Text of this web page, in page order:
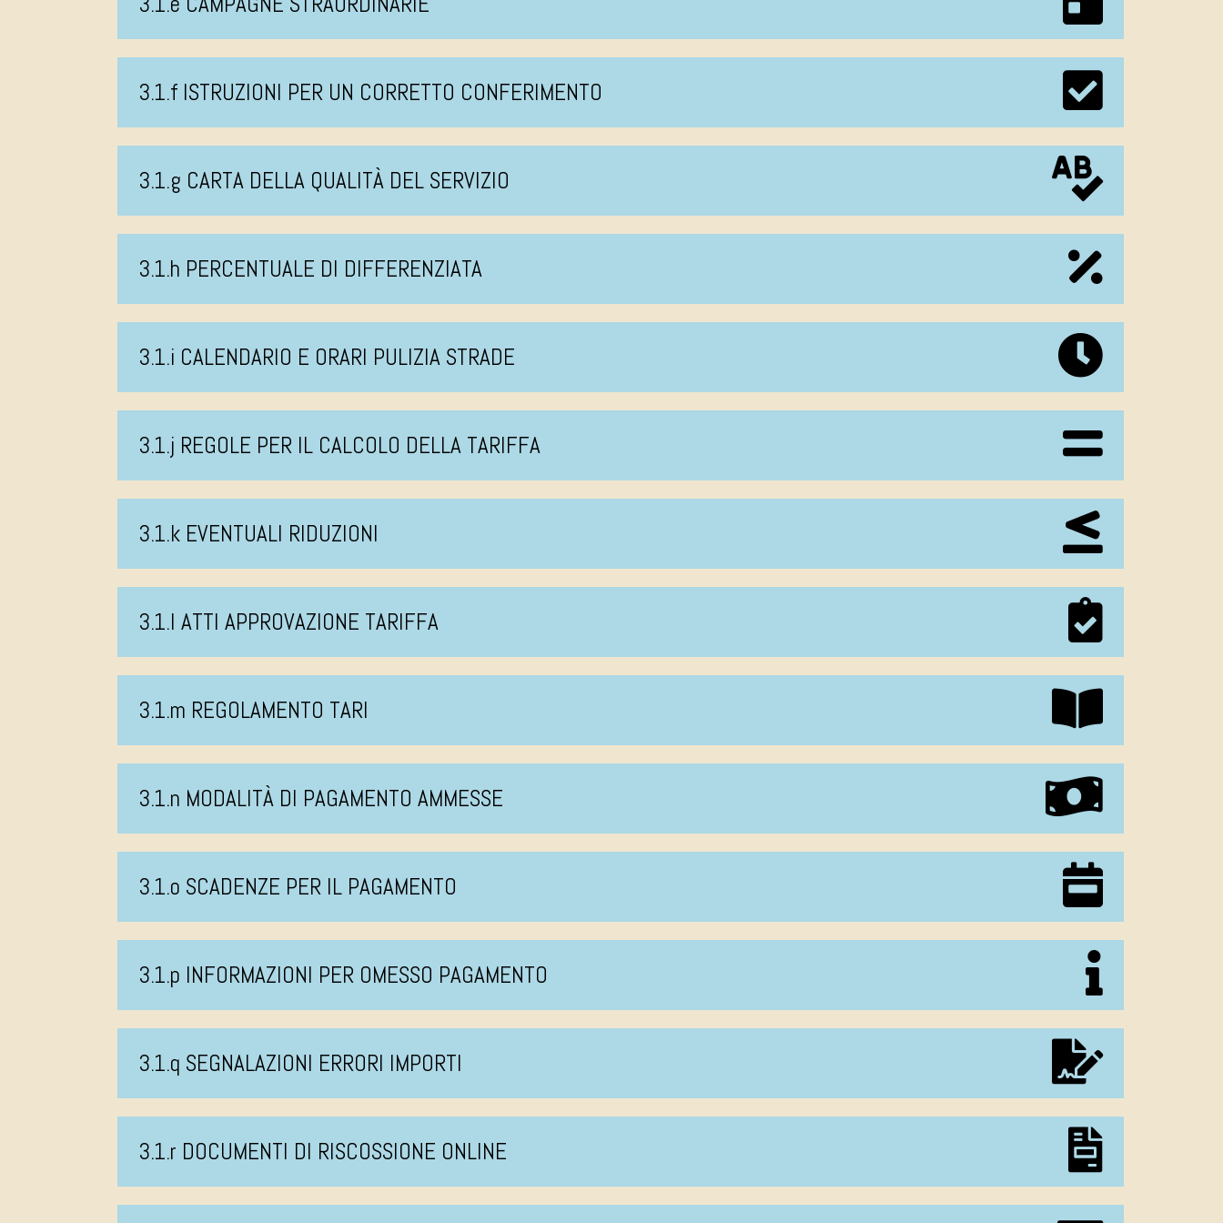
3.1.f ISTRUZIONI PER UN CORRETTO CONFERIMENTO
3.1.g CARTA DELLA QUALITÀ DEL SERVIZIO
3.1.h PERCENTUALE DI DIFFERENZIATA
3.1.i CALENDARIO E ORARI PULIZIA STRADE
3.1.j REGOLE PER IL CALCOLO DELLA TARIFFA
3.1.k EVENTUALI RIDUZIONI
3.1.l ATTI APPROVAZIONE TARIFFA
3.1.m REGOLAMENTO TARI
3.1.n MODALITÀ DI PAGAMENTO AMMESSE
3.1.o SCADENZE PER IL PAGAMENTO
3.1.p INFORMAZIONI PER OMESSO PAGAMENTO
3.1.q SEGNALAZIONI ERRORI IMPORTI
3.1.r DOCUMENTI DI RISCOSSIONE ONLINE